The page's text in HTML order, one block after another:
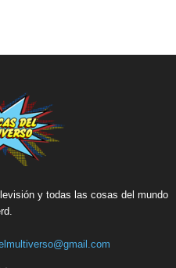
y todas las cosas del mundo